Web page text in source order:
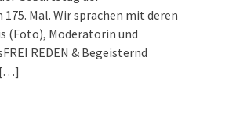
Mal. Wir sprachen mit deren
(Foto), Moderatorin und
REDEN & Begeisternd
[…]